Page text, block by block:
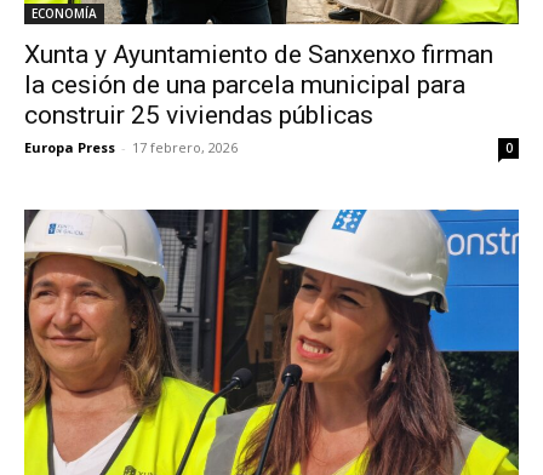
ECONOMÍA
Xunta y Ayuntamiento de Sanxenxo firman
la cesión de una parcela municipal para
construir 25 viviendas públicas
Europa Press - 17 febrero, 2026 0